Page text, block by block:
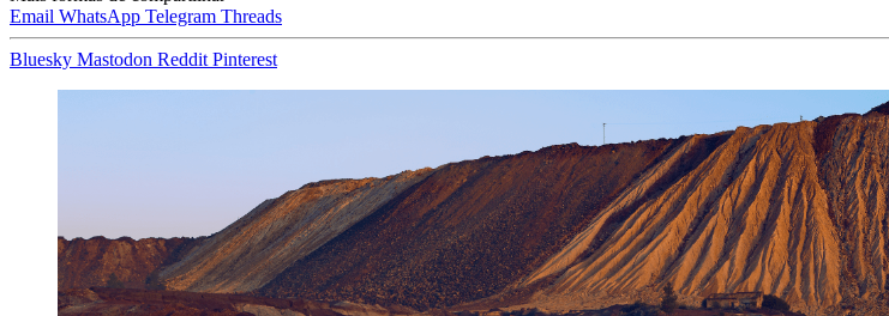
Email WhatsApp Telegram Threads
Bluesky Mastodon Reddit Pinterest